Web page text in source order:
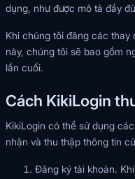
dụng, như được mô tả đầy
Khi chúng tôi đăng các
này, chúng tôi sẽ bao gồm
lần cuối.
Cách KikiLogin
KikiLogin có thể sử dụng
nhận và thu thập thông tin
Đăng ký tài khoản.